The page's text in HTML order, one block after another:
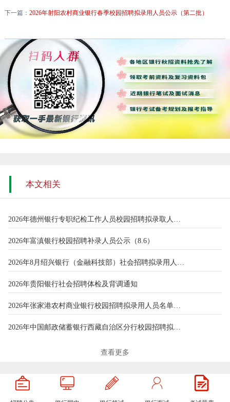
下一篇： 2026年射阳农村商业银行春季校园招聘拟录用人员公示（第二批）
本文相关
2026年德州银行专职纪检工作人员校园招聘拟录取人员公示
2026年富滇银行校园招聘补录人员公示（8.6）
2026年8月绍兴银行（金融科技部）社会招聘拟录用人员公示名单
2026年贵阳银行社会招聘体检及背调通知
2026年张家港农村商业银行校园招聘拟录用人员名单公示（第七批）
2026年中国邮政储蓄银行西藏自治区分行校园招聘拟录用人员名单公
2026年唐山银行校园招聘递补人员公示
2026年富滇银行校园招聘补录人员公示(8.3)
查看更多